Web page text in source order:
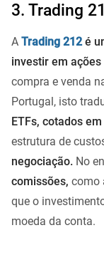
3. Trading
A Trading 212 é
investir em ações
compra e venda
Portugal, isto
ETFs, cotados
estrutura de
negociação. No
comissões, como
que o
moeda da conta.